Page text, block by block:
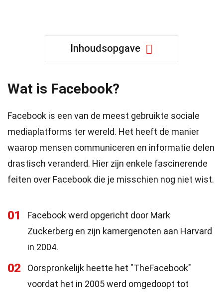
Inhoudsopgave
Wat is Facebook?
Facebook is een van de meest gebruikte sociale
mediaplatforms ter wereld. Het heeft de manier
waarop mensen communiceren en informatie delen
drastisch veranderd. Hier zijn enkele fascinerende
feiten over Facebook die je misschien nog niet wist.
01
Facebook werd opgericht door Mark
Zuckerberg en zijn kamergenoten aan Harvard
in 2004.
02
Oorspronkelijk heette het "TheFacebook"
voordat het in 2005 werd omgedoopt tot